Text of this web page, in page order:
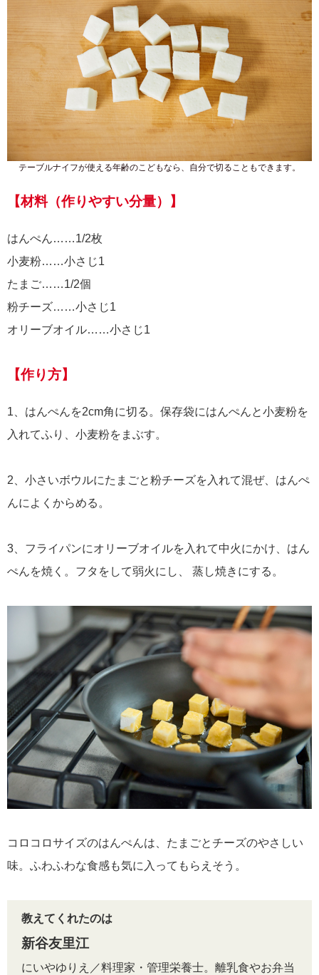
テーブルナイフが使える年齢のこどもなら、自分で切ることもできます。
【材料（作りやすい分量）】
はんぺん……1/2枚
小麦粉……小さじ1
たまご……1/2個
粉チーズ……小さじ1
オリーブオイル……小さじ1
【作り方】
1、はんぺんを2cm角に切る。保存袋にはんぺんと小麦粉を
入れてふり、小麦粉をまぶす。
2、小さいボウルにたまごと粉チーズを入れて混ぜ、はんぺ
んによくからめる。
3、フライパンにオリーブオイルを入れて中火にかけ、はん
ぺんを焼く。フタをして弱火にし、 蒸し焼きにする。
コロコロサイズのはんぺんは、たまごとチーズのやさしい
味。ふわふわな食感も気に入ってもらえそう。
教えてくれたのは
新谷友里江
にいやゆりえ／料理家・管理栄養士。離乳食やお弁当